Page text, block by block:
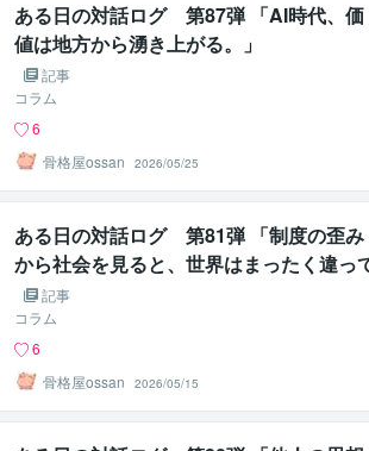
ある日の対話ログ 第87弾 「AI時代、価
値は地方から湧き上がる。」
記事
コラム
6
骨格屋ossan
2026/05/25
ある日の対話ログ 第81弾 「制度の歪み
から社会を見ると、世界はまったく違っ
見える」
記事
コラム
6
骨格屋ossan
2026/05/15